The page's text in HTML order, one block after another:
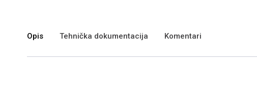
Opis Tehnička dokumentacija Komentari